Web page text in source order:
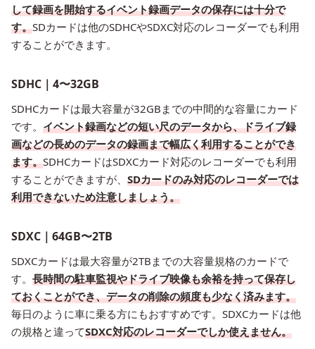
して録画を開始するイベント録画データの保存には十分で
す。SDカードは他のSDHCやSDXC対応のレコーダーでも利用
することができます。
SDHC｜4〜32GB
SDHCカードは最大容量が32GBまでの中間的な容量にカード
です。 イベント録画などの短い尺のデータから、ドライブ録
画などの長めのデータの録画まで幅広く利用することができ
ます。SDHCカードはSDXCカード対応のレコーダーでも利用
することができますが、 SDカードのみ対応のレコーダーでは
利用できないため注意しましょう。
SDXC｜64GB〜2TB
SDXCカードは最大容量が2TBまでの大容量規格のカードで
す。 長時間の駐車監視やドライブ映像も余裕を持って保存し
ておくことができ、データの削除の頻度も少なく済みます。
毎日のように車に乗る方にもおすすめです。SDXCカードは他
の規格と違ってSDXC対応のレコーダーでしか使えません。